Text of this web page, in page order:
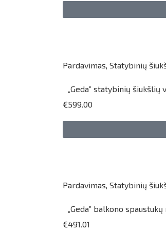
Pardavimas Statybinių
„Geda” statybinių
€599.00
Pardavimas Statybinių
„Geda” balkono
€491.01